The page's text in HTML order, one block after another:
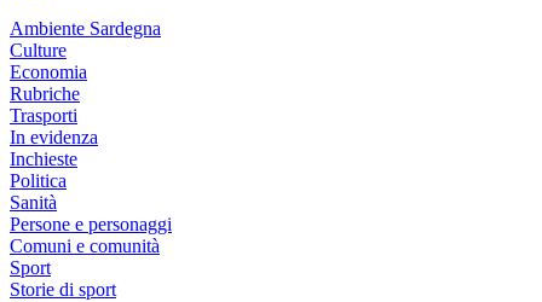
Ambiente Sardegna
Culture
Economia
Rubriche
Trasporti
In evidenza
Inchieste
Politica
Sanità
Persone e personaggi
Comuni e comunità
Sport
Storie di sport